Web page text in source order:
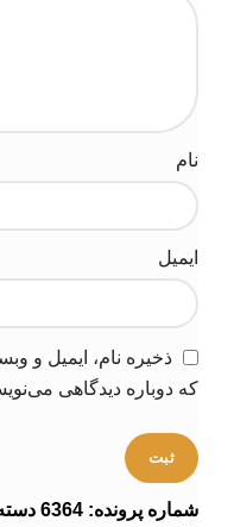
نام
ایمیل
ذخیره نام، ایمیل و
که دوباره دیدگاهی
شماره پرونده: 6364